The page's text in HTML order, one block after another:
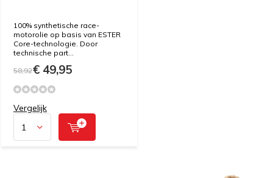
100% synthetische race-
motorolie op basis van ESTER
Core-technologie. Door
technische part...
58,92€ 49,95
Vergelijk